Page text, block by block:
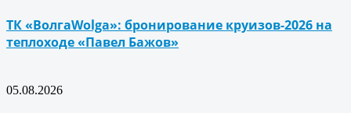
ТК «ВолгаWolga»: бронирование круизов-2026 на
теплоходе «Павел Бажов»
05.08.2026